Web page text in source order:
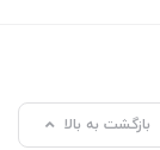
بازگشت به بالا